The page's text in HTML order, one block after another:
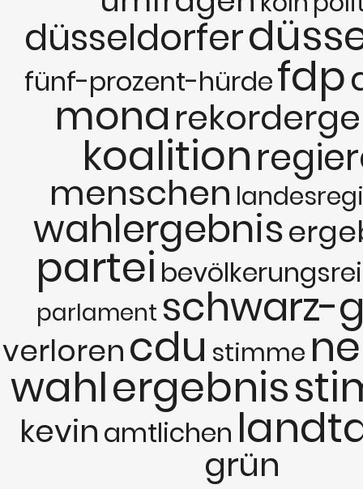
düsseldorfer
fünf-prozent-hürdefdp
mona
koalition
menschen
wahlergebnis
partei
parlament schwarz-
verlorencdu stimme
wahlergebnis
kevin amtlichen
grün